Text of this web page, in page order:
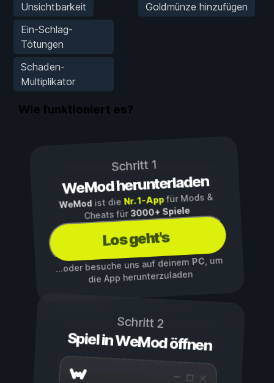
Unsichtbarkeit
Ein-Schlag-
Tötungen
Schaden-
Multiplikator
Goldmünze hinzufügen
Wie funktioniert es?
Schritt 1
WeMod herunterladen
WeMod ist die Nr. 1-Appfür Mods &
Cheats für3000+ Spiele
Los geht's
...oder besuche uns auf deinemPC, um
die App herunterzuladen
Schritt 2
Spiel in WeMod öffnen